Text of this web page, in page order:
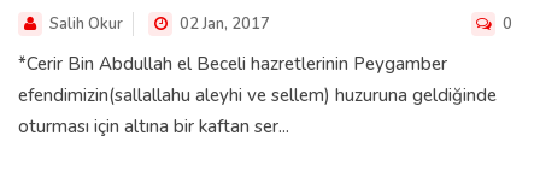
Salih Okur 02 Jan, 2017 0
*Cerir Bin Abdullah el Beceli hazretlerinin Peygamber
efendimizin(sallallahu aleyhi ve sellem) huzuruna geldiğinde
oturması için altına bir kaftan ser...